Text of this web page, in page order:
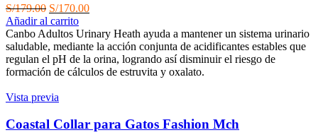
S/179.00 El
precio
original
era:
S/179.00.
S/170.00El
actual
es:
S/170.00.
Añadir al carrito
Canbo Adultos Urinary Heath ayuda a mantener un sistema urinario
saludable, mediante la acción conjunta de acidificantes estables que
regulan el pH de la orina, logrando así disminuir el riesgo de
formación de cálculos de estruvita y oxalato.
Vista previa
Coastal Collar para Gatos Fashion Mch